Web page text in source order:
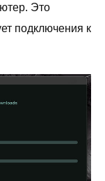
Это
подключения к